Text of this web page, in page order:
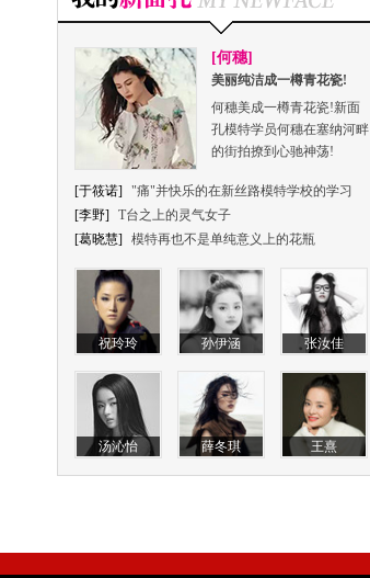
[何穗]
美丽纯洁成一樽青花瓷!
何穗美成一樽青花瓷!新面
孔模特学员何穗在塞纳河畔
的街拍撩到心驰神荡!
[于筱诺]
"痛"并快乐的在新丝路模特学校的学习
[李野]
T台之上的灵气女子
[葛晓慧]
模特再也不是单纯意义上的花瓶
祝玲玲 孙伊涵 张汝佳
汤沁怡 薛冬琪 王熹